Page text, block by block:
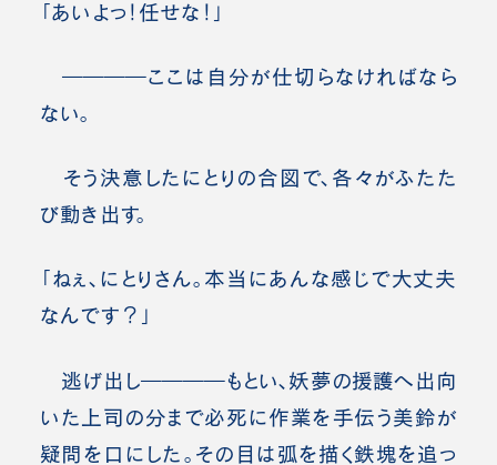
「あいよっ！任せな！」
――――ここは自分が仕切らなければなら
ない。
そう決意したにとりの合図で、各々がふたた
び動き出す。
「ねぇ、にとりさん。本当にあんな感じで大丈夫
なんです？」
逃げ出し――――もとい、妖夢の援護へ出向
いた上司の分まで必死に作業を手伝う美鈴が
疑問を口にした。その目は弧を描く鉄塊を追っ